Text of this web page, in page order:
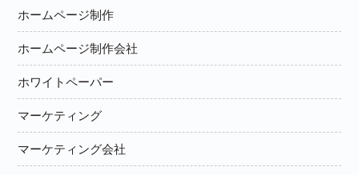
ホームページ制作
ホームページ制作会社
ホワイトペーパー
マーケティング
マーケティング会社